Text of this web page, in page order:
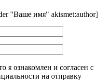
"Ваше имя" akismet:author]
я ознакомлен и согласен с
на отправку